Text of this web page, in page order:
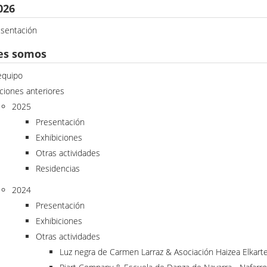
somos
anteriores
2025
Presentación
Exhibiciones
Otras actividades
Residencias
2024
Presentación
Exhibiciones
Otras actividades
Luz negra de Carmen Larraz & Asociación Haizea